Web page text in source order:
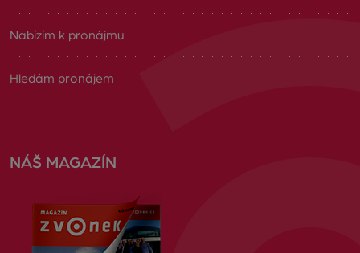
Nabízím k pronájmu
Hledám pronájem
NÁŠ MAGAZÍN